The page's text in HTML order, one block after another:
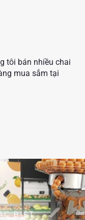
tôi bán nhiều chai
mua sắm tại
BIỆT